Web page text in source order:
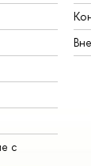
с